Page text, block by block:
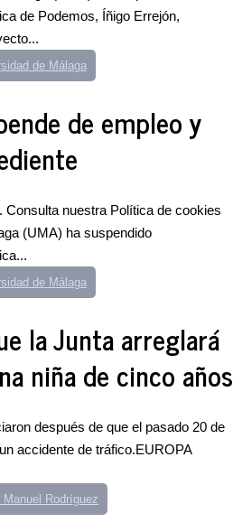
de Podemos, Íñigo Errejón,
de Málaga
de empleo y
nuestra Política de cookies
(UMA) ha suspendido
de Málaga
la Junta arreglará
niña de cinco años
después de que el pasado 20 de
accidente de tráfico.EUROPA
Manuel Rodríguez